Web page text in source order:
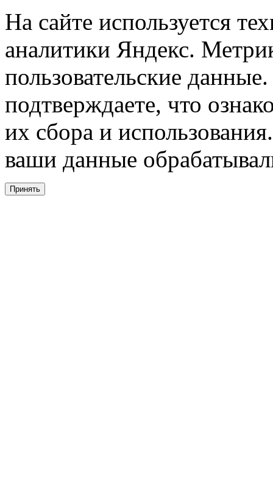
На сайте используется
аналитики Яндекс.
пользовательские
подтверждаете, что
их сбора и
ваши данные
Принять